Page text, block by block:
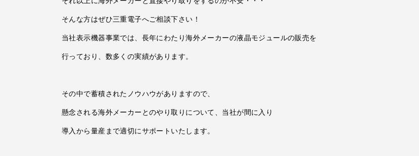
そんな方はぜひ三重電子へご相談下さい！
当社表示機器事業では、長年にわたり海外メーカーの液晶モジュールの販売を
行っており、数多くの実績があります。
その中で蓄積されたノウハウがありますので、
懸念される海外メーカーとのやり取りについて、当社が間に入り
導入から量産まで適切にサポートいたします。